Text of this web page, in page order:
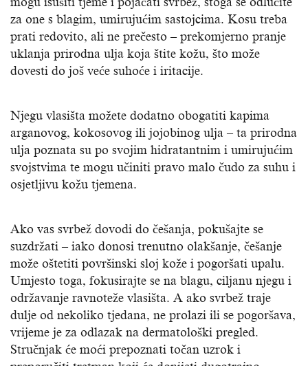
za one s blagim, umirujućim sastojcima. Kosu treba
prati redovito, ali ne prečesto – prekomjerno pranje
uklanja prirodna ulja koja štite kožu, što može
dovesti do još veće suhoće i iritacije.
Njegu vlasišta možete dodatno obogatiti kapima
arganovog, kokosovog ili jojobinog ulja – ta prirodna
ulja poznata su po svojim hidratantnim i umirujućim
svojstvima te mogu učiniti pravo malo čudo za suhu i
osjetljivu kožu tjemena.
Ako vas svrbež dovodi do češanja, pokušajte se
suzdržati – iako donosi trenutno olakšanje, češanje
može oštetiti površinski sloj kože i pogoršati upalu.
Umjesto toga, fokusirajte se na blagu, ciljanu njegu i
održavanje ravnoteže vlasišta. A ako svrbež traje
dulje od nekoliko tjedana, ne prolazi ili se pogoršava,
vrijeme je za odlazak na dermatološki pregled.
Stručnjak će moći prepoznati točan uzrok i